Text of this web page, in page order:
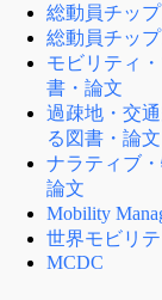
総動員チップ
総動員チップ
モビリティ
書・論文
過疎地・交
る図書・論文
ナラティブ
論文
Mobility
世界モビリ
MCDC